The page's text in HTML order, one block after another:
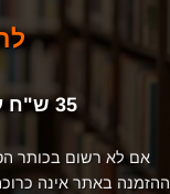
35 ש"ח עד 2 ק"ג שליח עד הבית .
אם לא רשום בכותר
ההזמנה באתר אינה